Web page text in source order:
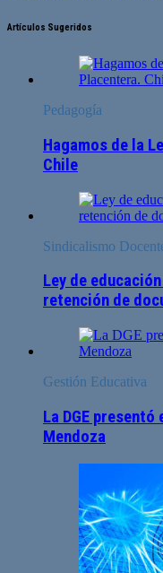
Artículos Sugeridos
Pedagogía
Hagamos de la
Chile
Sindicalismo
Ley de
retención de
Gestión Educativa
La DGE
Mendoza